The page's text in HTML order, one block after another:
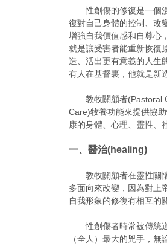
性創傷的修復是一個漫
復對自己身體的控制、改
增強自我價值感和自尊心
就是讓受害者能重新恢復
造、活出更有意義的人生
有人在基督裏，他就是新
教牧關顧者(Pastoral
Care)牧養功能來提供協
康的身體、心理、靈性、
一、醫治(healing)
教牧關顧者在靈性關懷
多面向來改變，因為對上
自我形象的修復有相互的
性創傷者時常被傳統道
（全人）最大的兇手，